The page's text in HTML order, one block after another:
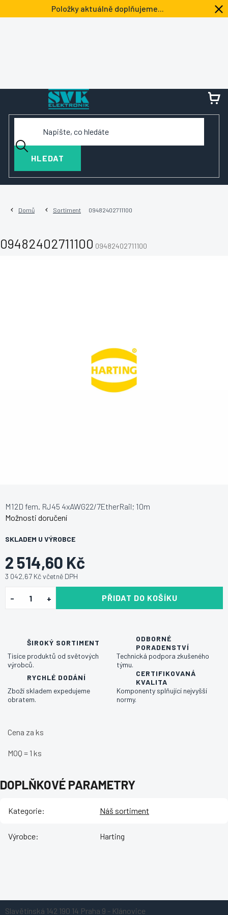
na
Položky aktuálně doplňujeme...
HLEDAT
Domů Sortiment 09482402711100
09482402711100 09482402711100
2 514,60 Kč
3 042,67 Kč včetně DPH
SKLADEM U VÝROBCE
Možnosti doručení
PŘIDAT DO KOŠÍKU
M12D fem. RJ45 4xAWG22/7EtherRail; 10m
ŠIROKÝ SORTIMENT
Tisíce produktů od světových
výrobců.
ODBORNÉ
PORADENSTVÍ
Technická podpora zkušeného
týmu.
RYCHLÉ DODÁNÍ
Zboží skladem expedujeme
obratem.
CERTIFIKOVANÁ
KVALITA
Komponenty splňující nejvyšší
normy.
Cena za ks
MOQ = 1 ks
DOPLŇKOVÉ PARAMETRY
Kategorie: Náš sortiment
Výrobce: Harting
Slavětínská 142 190 14 Praha 9 - Klánovice